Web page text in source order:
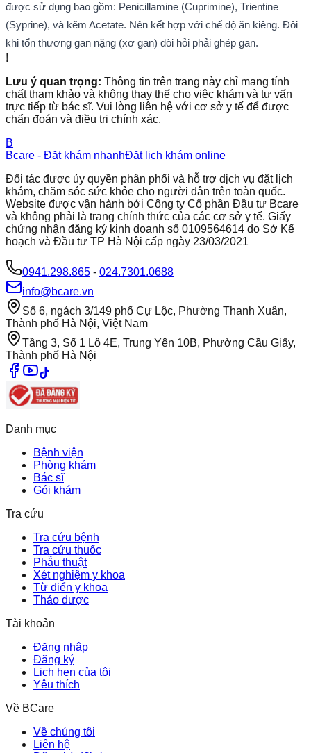
được sử dụng bao gồm: Penicillamine (Cuprimine), Trientine
(Syprine), và kẽm Acetate. Nên kết hợp với chế độ ăn kiêng. Đôi
khi tổn thương gan nặng (xơ gan) đòi hỏi phải ghép gan.
!
Lưu ý quan trọng: Thông tin trên trang này chỉ mang tính
chất tham khảo và không thay thế cho việc khám và tư vấn
trực tiếp từ bác sĩ. Vui lòng liên hệ với cơ sở y tế để được
chẩn đoán và điều trị chính xác.
B
Bcare - Đặt khám nhanhĐặt lịch khám online
Đối tác được ủy quyền phân phối và hỗ trợ dịch vụ đặt lịch
khám, chăm sóc sức khỏe cho người dân trên toàn quốc.
Website được vận hành bởi Công ty Cổ phần Đầu tư Bcare
và không phải là trang chính thức của các cơ sở y tế. Giấy
chứng nhận đăng ký kinh doanh số 0109564614 do Sở Kế
hoạch và Đầu tư TP Hà Nội cấp ngày 23/03/2021
0941.298.865 - 024.7301.0688
info@bcare.vn
Số 6, ngách 3/149 phố Cự Lộc, Phường Thanh Xuân,
Thành phố Hà Nội, Việt Nam
Tầng 3, Số 1 Lô 4E, Trung Yên 10B, Phường Cầu Giấy,
Thành phố Hà Nội
Danh mục
Bệnh viện
Phòng khám
Bác sĩ
Gói khám
Tra cứu
Tra cứu bệnh
Tra cứu thuốc
Phẫu thuật
Xét nghiệm y khoa
Từ điển y khoa
Thảo dược
Tài khoản
Đăng nhập
Đăng ký
Lịch hẹn của tôi
Yêu thích
Về BCare
Về chúng tôi
Liên hệ